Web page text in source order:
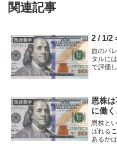
関連記事
投資哲学 2 / 1/2
血のバ
タルに
で評価
ば、今
投資哲学
恩株
に働
恩株と
ばれる
あるか